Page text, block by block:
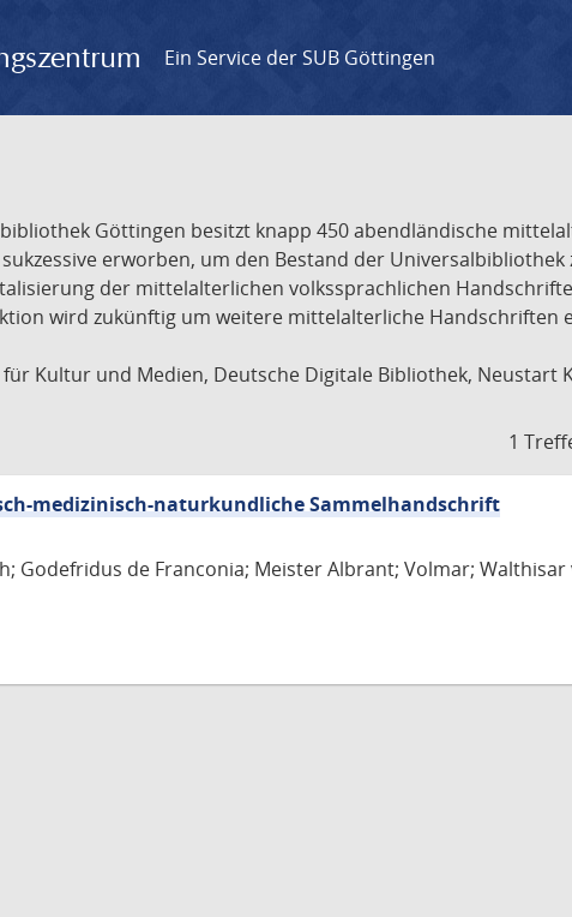
Ein Service der SUB Göttingen
Göttingen besitzt knapp 450 abendländische
erworben, um den Bestand der
der mittelalterlichen volkssprachlichen
wird zukünftig um weitere mittelalterliche Handschriften
Kultur und Medien, Deutsche Digitale Bibliothek, Neustart
1
medizinisch-naturkundliche Sammelhandschrift
Godefridus de Franconia; Meister Albrant; Volmar;